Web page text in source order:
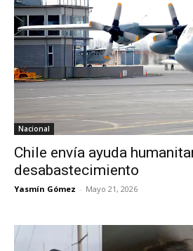
Nacional
Chile envía ayuda
desabastecimiento
Yasmín Gómez - Mayo 21, 2026